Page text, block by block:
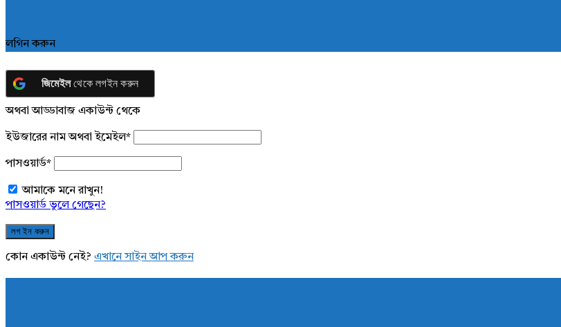
লগিন করুন
জিমেইলথেকে লগইন করুন
অথবা আড্ডাবাজ একাউন্ট থেকে
ইউজারের নাম অথবা ইমেইল*
পাসওয়ার্ড*
আমাকে মনে রাখুন!
পাসওয়ার্ড ভুলে গেছেন?
কোন একাউন্ট নেই? এখানে সাইন আপ করুন